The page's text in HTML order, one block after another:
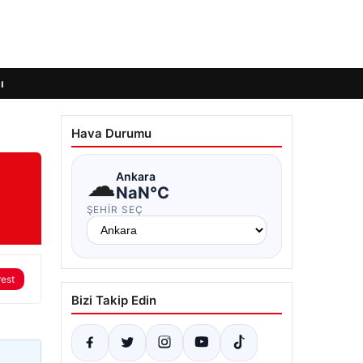
Hava Durumu
☁Ankara
NaN°C
ŞEHIR SEÇ
Bizi Takip Edin